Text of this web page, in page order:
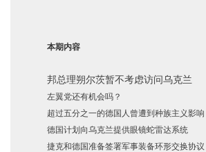
本期内容
邦总理朔尔茨暂不考虑访问乌克兰
左翼党还有机会吗？
超过五分之一的德国人曾遭到种族主义影响
德国计划向乌克兰提供眼镜蛇雷达系统
捷克和德国准备签署军事装备环形交换协议